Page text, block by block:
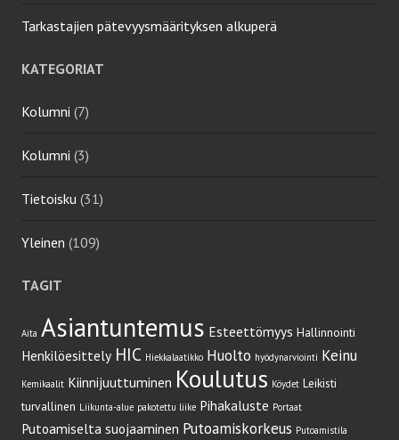
Tarkastajien pätevyysmäärityksen alkuperä
KATEGORIAT
Kolumni (7)
Kolumni (3)
Tietoisku (31)
Yleinen (109)
TAGIT
Aita Asiantuntemus Esteettömyys Hallinnointi
Henkilöesittely HIC Hiekkalaatikko Huolto hyödynarviointi Keinu
Kemikaalit Kiinnijuuttuminen Koulutus Köydet Leikisti
turvallinen Liikunta-alue pakotettu liike Pihakaluste Portaat
Putoamiselta suojaaminen Putoamiskorkeus Putoamistila